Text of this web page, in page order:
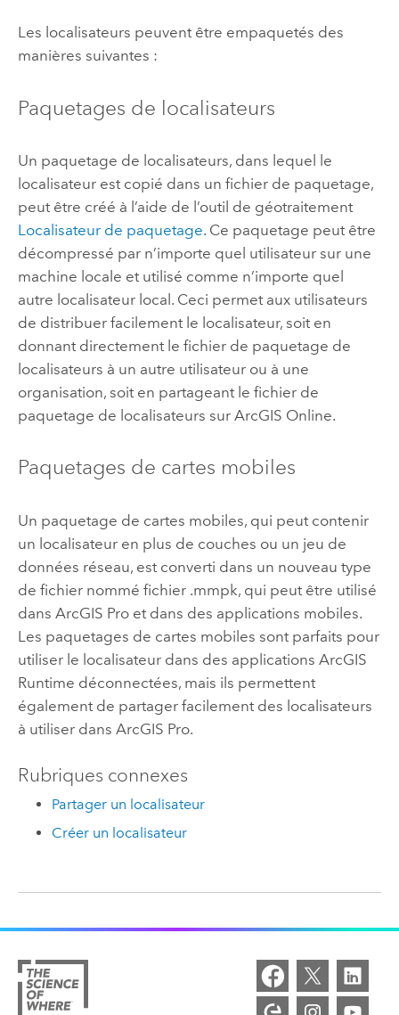
Les localisateurs peuvent être empaquetés des
manières suivantes :
Paquetages de localisateurs
Un paquetage de localisateurs, dans lequel le
localisateur est copié dans un fichier de paquetage,
peut être créé à l’aide de l’outil de géotraitement
Localisateur de paquetage. Ce paquetage peut être
décompressé par n’importe quel utilisateur sur une
machine locale et utilisé comme n’importe quel
autre localisateur local. Ceci permet aux utilisateurs
de distribuer facilement le localisateur, soit en
donnant directement le fichier de paquetage de
localisateurs à un autre utilisateur ou à une
organisation, soit en partageant le fichier de
paquetage de localisateurs sur ArcGIS Online.
Paquetages de cartes mobiles
Un paquetage de cartes mobiles, qui peut contenir
un localisateur en plus de couches ou un jeu de
données réseau, est converti dans un nouveau type
de fichier nommé fichier .mmpk, qui peut être utilisé
dans ArcGIS Proet dans des applications mobiles.
Les paquetages de cartes mobiles sont parfaits pour
utiliser le localisateur dans des applications ArcGIS
Runtime déconnectées, mais ils permettent
également de partager facilement des localisateurs
à utiliser dans ArcGIS Pro.
Rubriques connexes
Partager un localisateur
Créer un localisateur